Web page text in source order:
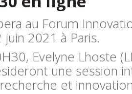
au Forum
2021 à Paris.
Evelyne Lhoste
une session
et